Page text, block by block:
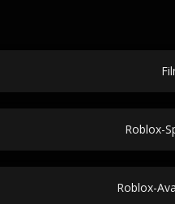
Roblox-
Roblox-